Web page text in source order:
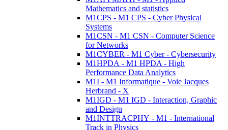
Mathematics and statistics
M1CPS - M1 CPS - Cyber Physical
Systems
M1CSN - M1 CSN - Computer Science
for Networks
M1CYBER - M1 Cyber - Cybersecurity
M1HPDA - M1 HPDA - High
Performance Data Analytics
M1I - M1 Informatique - Voie Jacques
Herbrand - X
M1IGD - M1 IGD - Interaction, Graphic
and Design
M1INTTRACPHY - M1 - International
Track in Physics